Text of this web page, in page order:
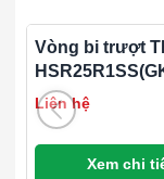
quan
Đặc Tính Kỹ Thuật
Tải Trọng
lớn từ hướng
Khả Năng Tự
căn chỉnh để
Vòng bi trượt
Liên hệ
Xem chi